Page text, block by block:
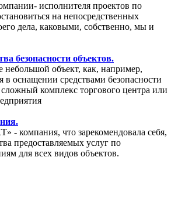
исполнителя проектов по
на непосредственных
дела, каковыми, собственно, мы и
безопасности объектов.
объект, как, например,
в оснащении средствами безопасности
комплекс торгового центра или
компания, что зарекомендовала себя,
предоставляемых услуг по
для всех видов объектов.